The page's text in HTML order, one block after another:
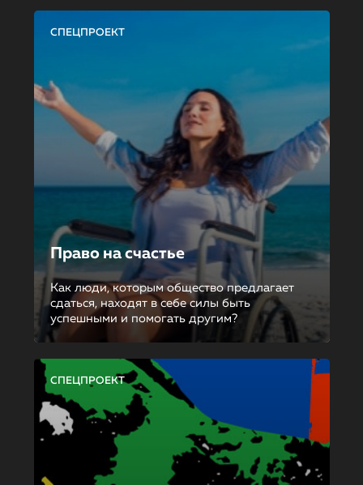
СПЕЦПРОЕКТ
Право на счастье
Как люди, которым общество предлагает
сдаться, находят в себе силы быть
успешными и помогать другим?
СПЕЦПРОЕКТ